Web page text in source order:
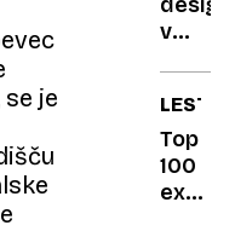
je
je
rolex
v
brez
in
Top
100
ex